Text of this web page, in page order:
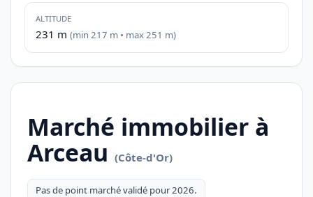
ALTITUDE
231 m (min 217 m • max 251 m)
Marché immobilier à
Arceau (Côte-d'Or)
Pas de point marché validé pour 2026.